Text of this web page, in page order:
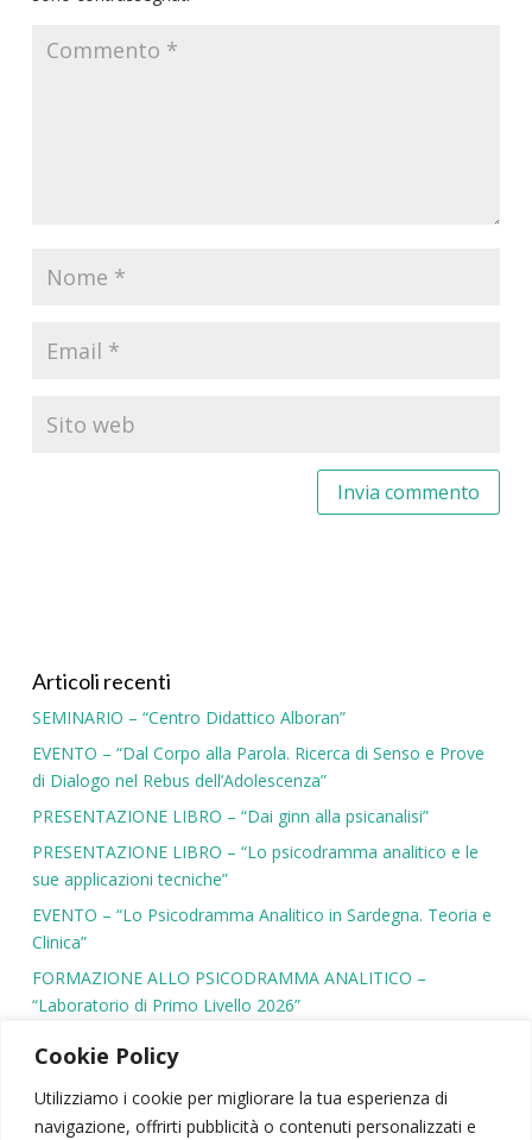
Cookie Policy
Utilizziamo i cookie per migliorare la tua esperienza di
navigazione, offrirti pubblicità o contenuti personalizzati e
Articoli recenti
SEMINARIO – “Centro Didattico Alboran”
EVENTO – “Dal Corpo alla Parola. Ricerca di Senso e Prove
di Dialogo nel Rebus dell’Adolescenza”
PRESENTAZIONE LIBRO – “Dai ginn alla psicanalisi”
PRESENTAZIONE LIBRO – “Lo psicodramma analitico e le
sue applicazioni tecniche”
EVENTO – “Lo Psicodramma Analitico in Sardegna. Teoria e
Clinica”
FORMAZIONE ALLO PSICODRAMMA ANALITICO –
“Laboratorio di Primo Livello 2026”